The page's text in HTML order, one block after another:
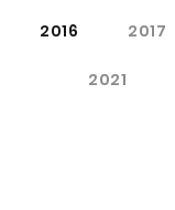
2016 2017
2021